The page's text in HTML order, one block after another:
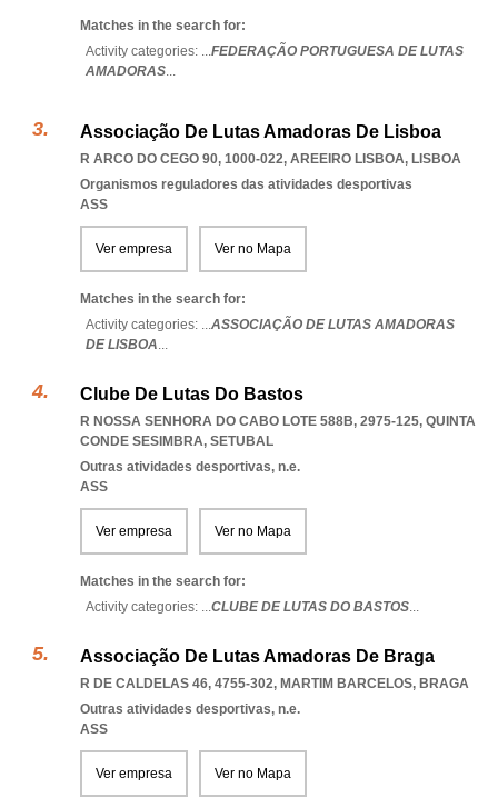
Matches in the search for:
Activity categories: ...FEDERAÇÃO PORTUGUESA DE LUTAS
AMADORAS...
Associação De Lutas Amadoras De Lisboa
R ARCO DO CEGO 90, 1000-022, AREEIRO LISBOA, LISBOA
Organismos reguladores das atividades desportivas
ASS
Ver empresa Ver no Mapa
Matches in the search for:
Activity categories: ...ASSOCIAÇÃO DE LUTAS AMADORAS
DE LISBOA...
Clube De Lutas Do Bastos
R NOSSA SENHORA DO CABO LOTE 588B, 2975-125, QUINTA
CONDE SESIMBRA, SETUBAL
Outras atividades desportivas, n.e.
ASS
Ver empresa Ver no Mapa
Matches in the search for:
Activity categories: ...CLUBE DE LUTAS DO BASTOS...
Associação De Lutas Amadoras De Braga
R DE CALDELAS 46, 4755-302, MARTIM BARCELOS, BRAGA
Outras atividades desportivas, n.e.
ASS
Ver empresa Ver no Mapa